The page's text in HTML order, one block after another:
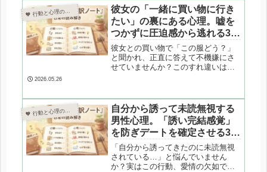
分の心と評価を守る、3つの実践的な
コミュニケーション防衛術を解説し
ます。
 行動と心理の翻訳ノート
彼女の「一緒に買い物に行き
たい」の裏にある心理。嘘を
つかずに圧迫感から逃れる3つ
の対処法
彼女との買い物で「この服どう？」
と聞かれ、正直に答えて不機嫌にさ
せていませんか？このすれ違いは男
承認欲求を満たし、自分の疲弊も防
ぐ「目線をズラす技術」を専門的に
解説します。
2026.05.26
 行動と心理の翻訳ノート
自分から誘って未読無視する
男性心理。「誘い完結感覚」
を防ぎデートを確定させる3つ
の対処法
「自分から誘ってきたのに未読無視
されている…」と悩んでいません
か？実はこの行動、愛情の欠如では